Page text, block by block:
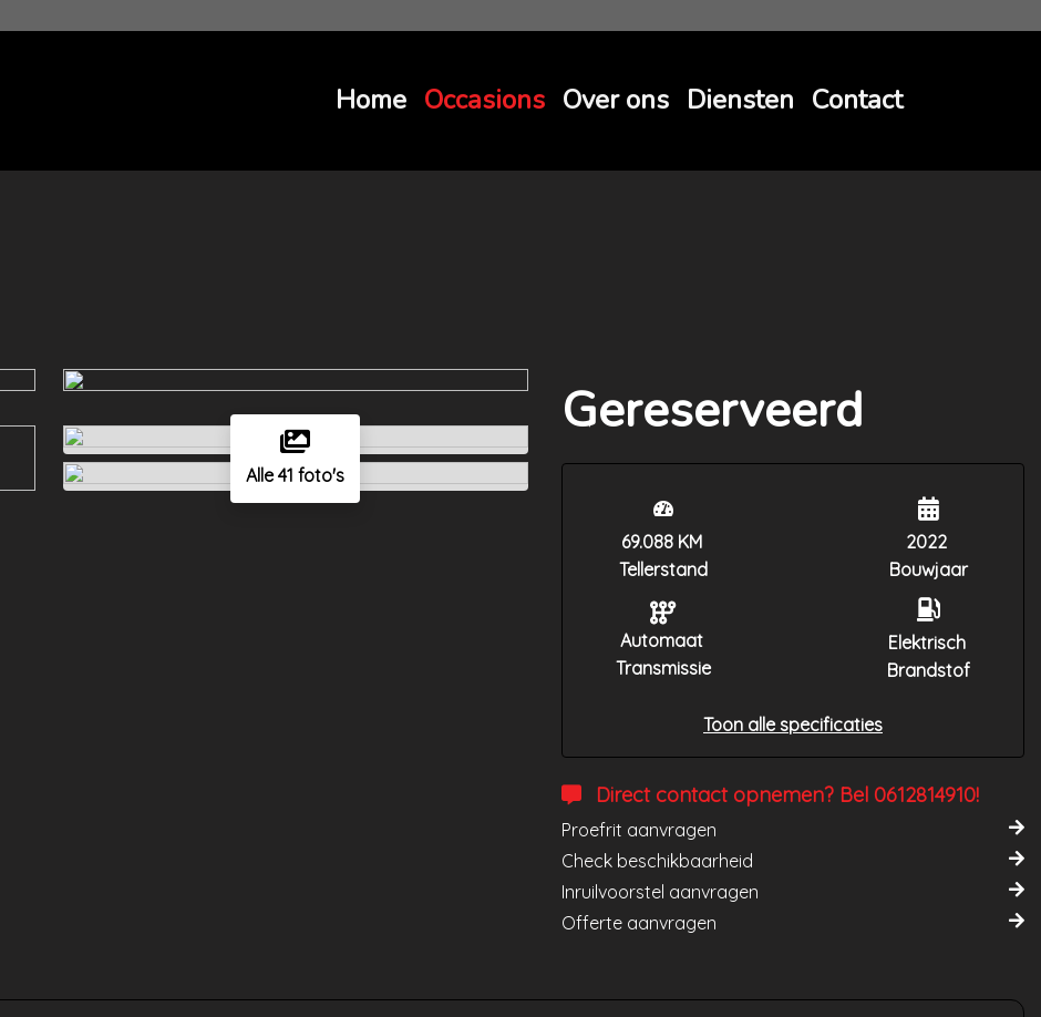
Home Occasions Over ons Diensten Contact
Alle 41 foto's
Gereserveerd
69.088 KM
Tellerstand
Automaat
Transmissie
2022
Bouwjaar
Elektrisch
Brandstof
Toon alle specificaties
Direct contact opnemen? Bel 0612814910!
Proefrit aanvragen
Check beschikbaarheid
Inruilvoorstel aanvragen
Offerte aanvragen